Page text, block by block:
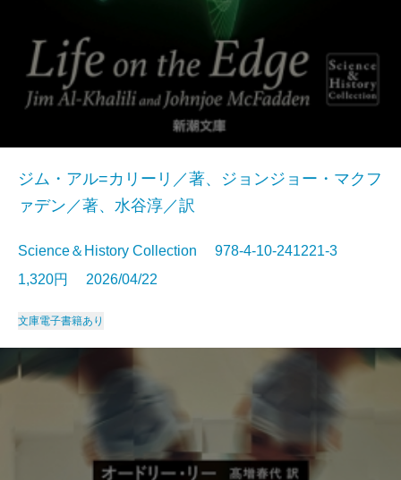
ジム・アル=カリーリ／著、ジョンジョー・マクフ
ァデン／著、水谷淳／訳
Science＆History Collection 978-4-10-241221-3
1,320円 2026/04/22
文庫電子書籍あり